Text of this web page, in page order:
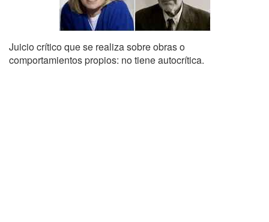
Juicio crítico que se realiza sobre obras o
comportamientos propios: no tiene autocrítica.